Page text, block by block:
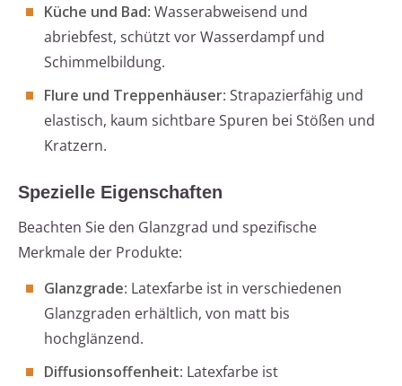
Küche und Bad: Wasserabweisend und
abriebfest, schützt vor Wasserdampf und
Schimmelbildung.
Flure und Treppenhäuser: Strapazierfähig und
elastisch, kaum sichtbare Spuren bei Stößen und
Kratzern.
Spezielle Eigenschaften
Beachten Sie den Glanzgrad und spezifische
Merkmale der Produkte:
Glanzgrade: Latexfarbe ist in verschiedenen
Glanzgraden erhältlich, von matt bis
hochglänzend.
Diffusionsoffenheit: Latexfarbe ist